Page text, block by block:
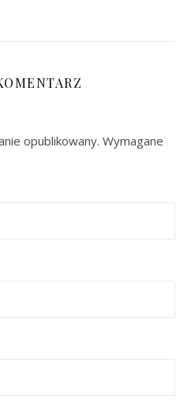
opublikowany. Wymagane